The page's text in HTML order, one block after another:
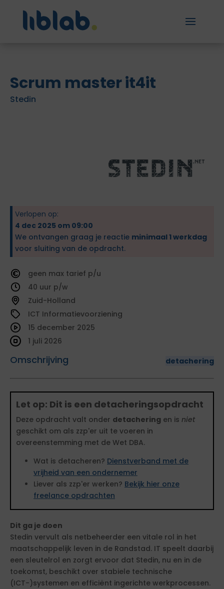
Scrum master it4it
Stedin
Verlopen op:
4 dec 2025 om 09:00
We ontvangen graag je reactie minimaal 1 werkdag
voor sluiting van de opdracht.
geen
tarief
40
Zuid-Holland
ICT Informatievoorziening
Omschrijving detachering
15 december 2025
1 juli 2026
Let op: Dit is een detacheringsopdracht
Deze opdracht valt onder detachering en is niet
geschikt om als zzp'er uit te voeren in
overeenstemming met de Wet DBA.
Wat is detacheren? Dienstverband met de
vrijheid van een ondernemer
Liever als zzp'er werken? Bekijk hier onze
freelance opdrachten
Dit ga je doen
Stedin vervult als netbeheerder een vitale rol in het
maatschappelijk leven in de Randstad. IT speelt daarbij
een sleutelrol en zorgt ervoor dat Stedin, nu en in de
toekomst, beschikt over stabiele technische
(ICT-)systemen en efficiënt ingerichte werkprocessen.